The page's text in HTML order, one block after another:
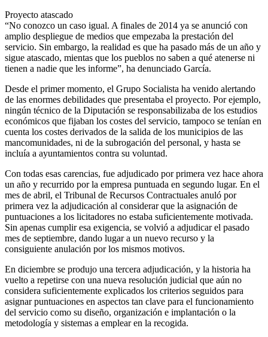
Proyecto atascado
“No conozco un caso igual. A finales de 2014 ya se anunció con
amplio despliegue de medios que empezaba la prestación del
servicio. Sin embargo, la realidad es que ha pasado más de un año y
sigue atascado, mientas que los pueblos no saben a qué atenerse ni
tienen a nadie que les informe”, ha denunciado García.
Desde el primer momento, el Grupo Socialista ha venido alertando
de las enormes debilidades que presentaba el proyecto. Por ejemplo,
ningún técnico de la Diputación se responsabilizaba de los estudios
económicos que fijaban los costes del servicio, tampoco se tenían en
cuenta los costes derivados de la salida de los municipios de las
mancomunidades, ni de la subrogación del personal, y hasta se
incluía a ayuntamientos contra su voluntad.
Con todas esas carencias, fue adjudicado por primera vez hace ahora
un año y recurrido por la empresa puntuada en segundo lugar. En el
mes de abril, el Tribunal de Recursos Contractuales anuló por
primera vez la adjudicación al considerar que la asignación de
puntuaciones a los licitadores no estaba suficientemente motivada.
Sin apenas cumplir esa exigencia, se volvió a adjudicar el pasado
mes de septiembre, dando lugar a un nuevo recurso y la
consiguiente anulación por los mismos motivos.
En diciembre se produjo una tercera adjudicación, y la historia ha
vuelto a repetirse con una nueva resolución judicial que aún no
considera suficientemente explicados los criterios seguidos para
asignar puntuaciones en aspectos tan clave para el funcionamiento
del servicio como su diseño, organización e implantación o la
metodología y sistemas a emplear en la recogida.